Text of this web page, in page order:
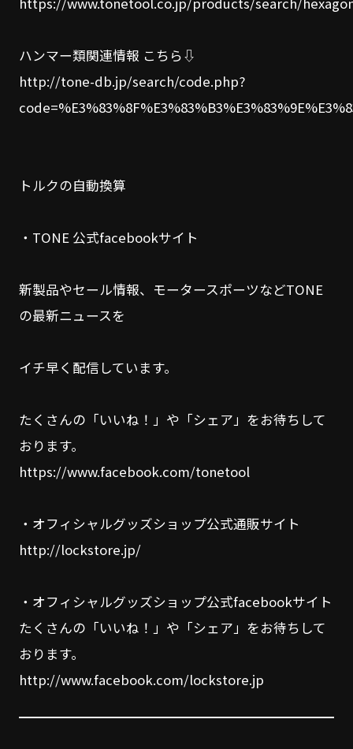
ハンマー類関連情報 こちら⇩
http://tone-db.jp/search/code.php?
トルクの自動換算
・TONE 公式facebookサイト
新製品やセール情報、モータースポーツなどTONE
の最新ニュースを
イチ早く配信しています。
たくさんの「いいね！」や「シェア」をお待ちして
おります。
https://www.facebook.com/tonetool
・オフィシャルグッズショップ公式通販サイト
http://lockstore.jp/
・オフィシャルグッズショップ公式facebookサイト
たくさんの「いいね！」や「シェア」をお待ちして
おります。
http://www.facebook.com/lockstore.jp